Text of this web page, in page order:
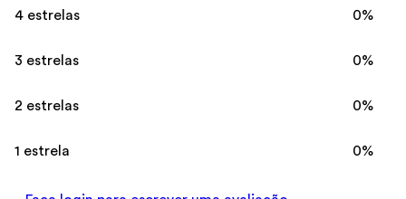
4 estrelas 0%
3 estrelas 0%
2 estrelas 0%
1 estrela 0%